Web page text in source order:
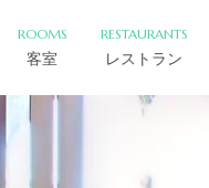
ROOMS
客室
RESTAURANTS
レストラン